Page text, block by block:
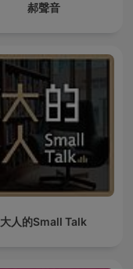
郝聲音
大人的Small Talk